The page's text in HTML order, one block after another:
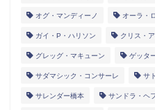
オグ・マンディーノ オーラ・
ガイ・P・ハリソン クリス・
グレッグ・マキューン ゲッタ
サダマシック・コンサーレ サ
サレンダー橋本 サンドラ・ヘ